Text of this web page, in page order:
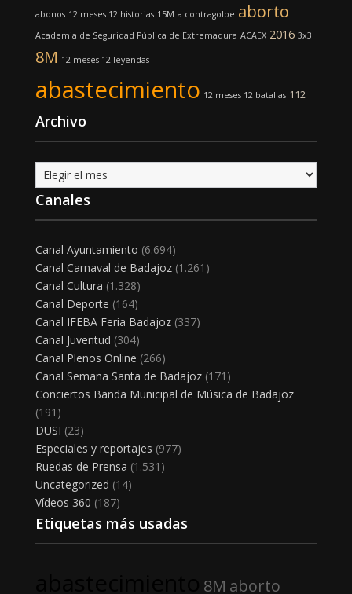
abonos 12 meses 12 historias 15M a contragolpe aborto
Academia de Seguridad Pública de Extremadura ACAEX 2016 3x3
8M 12 meses 12 leyendas
abastecimiento 12 meses 12 batallas 112
Archivo
Archivo
Canales
Canal Ayuntamiento (6.694)
Canal Carnaval de Badajoz(1.261)
Canal Cultura (1.328)
Canal Deporte (164)
Canal IFEBA Feria Badajoz(337)
Canal Juventud (304)
Canal Plenos Online (266)
Canal Semana Santa de Badajoz(171)
Conciertos Banda Municipal de Música de Badajoz
(191)
DUSI (23)
Especiales y reportajes (977)
Ruedas de Prensa (1.531)
Uncategorized (14)
Vídeos 360 (187)
Etiquetas más usadas
8M aborto